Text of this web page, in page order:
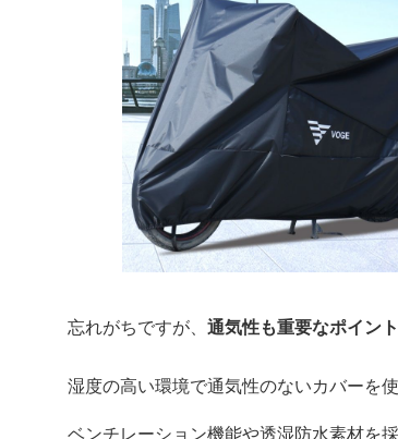
忘れがちですが、 通気性も重要なポイント
湿度の高い環境で通気性のないカバーを
ベンチレーション機能や透湿防水素材を